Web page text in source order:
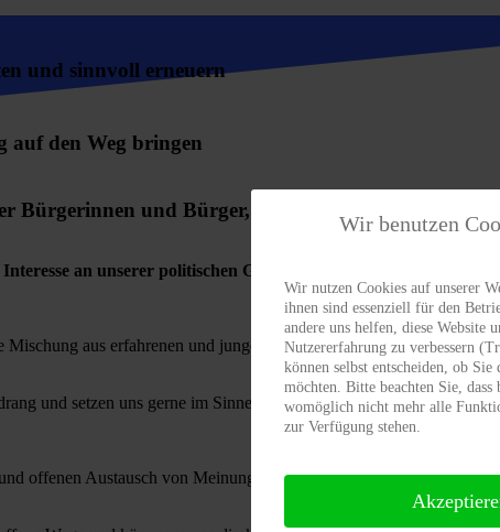
und sinnvoll erneuern
auf den Weg bringen
Bürgerinnen und Bürger,
an unserer politischen Gruppierung
Mischung aus erfahrenen und jungen Mitgliedernaus
und setzen uns gerne im Sinne von Grünstadtfür eine positive
offenen Austausch von Meinungen und Ideen. Haben sie Anliegen
Wir benutzen
Wir nutzen Cookies auf unserer
ihnen sind essenziell für den
andere uns helfen, diese Website
Nutzererfahrung zu verbessern
können selbst entscheiden, ob Sie
möchten. Bitte beachten Sie,
womöglich nicht mehr alle
zur Verfügung stehen.